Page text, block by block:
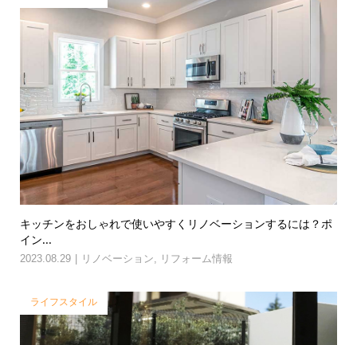
キッチンをおしゃれで使いやすくリノベーションするには？ポ
イン...
2023.08.29 リノベーション, リフォーム情報
ライフスタイル